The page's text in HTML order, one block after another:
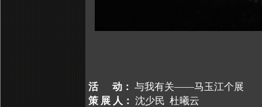
活 动： 与我有关——马玉江个展
策 展 人： 沈少民 杜曦云